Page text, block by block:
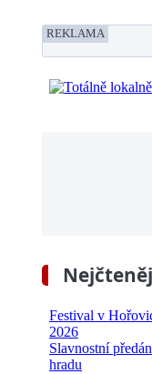
REKLAMA
Festival v
2026
Slavnostní
hradu